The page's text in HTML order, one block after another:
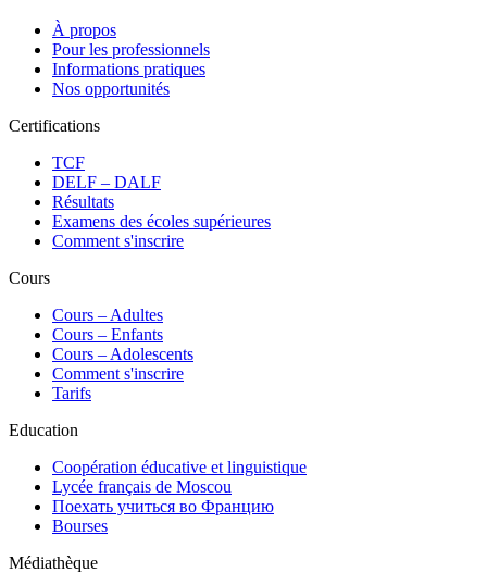
À propos
Pour les professionnels
Informations pratiques
Nos opportunités
Certifications
TCF
DELF – DALF
Résultats
Examens des écoles supérieures
Comment s'inscrire
Cours
Сours – Adultes
Cours – Enfants
Cours – Adolescents
Comment s'inscrire
Tarifs
Education
Coopération éducative et linguistique
Lycée français de Moscou
Поехать учиться во Францию
Bourses
Médiathèque